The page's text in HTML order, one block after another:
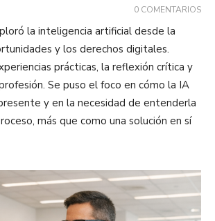
0 COMENTARIOS
la inteligencia artificial desde la
y los derechos digitales.
prácticas, la reflexión crítica y
Se puso el foco en cómo la IA
y en la necesidad de entenderla
más que como una solución en sí